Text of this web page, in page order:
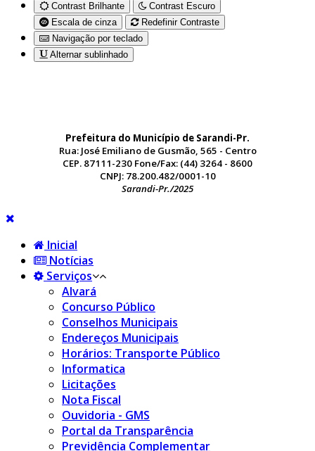
Contrast Brilhante
Contrast Escuro
Escala de cinza
Redefinir Contraste
Navigação por teclado
Alternar sublinhado
Prefeitura do Município de Sarandi-Pr.
Rua: José Emiliano de Gusmão, 565 - Centro
CEP. 87111-230 Fone/Fax: (44) 3264 - 8600
CNPJ: 78.200.482/0001-10
Sarandi-Pr./2025
Inicial
Notícias
Serviços
Alvará
Concurso Público
Conselhos Municipais
Endereços Municipais
Horários: Transporte Público
Informatica
Licitações
Nota Fiscal
Ouvidoria - GMS
Portal da Transparência
Previdência Complementar